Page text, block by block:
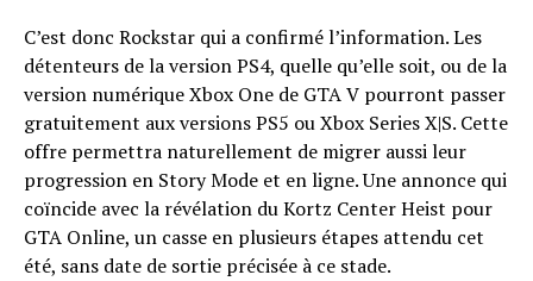
C’est donc Rockstar qui a confirmé l’information. Les
détenteurs de la version PS4, quelle qu’elle soit, ou de la
version numérique Xbox One de GTA V pourront passer
gratuitement aux versions PS5 ou Xbox Series X|S. Cette
offre permettra naturellement de migrer aussi leur
progression en Story Mode et en ligne. Une annonce qui
coïncide avec la révélation du Kortz Center Heist pour
GTA Online, un casse en plusieurs étapes attendu cet
été, sans date de sortie précisée à ce stade.